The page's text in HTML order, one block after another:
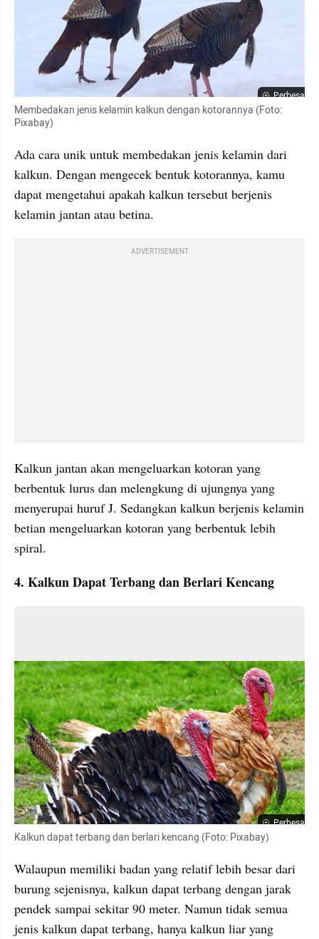
Perbesar
Membedakan jenis kelamin kalkun dengan kotorannya (Foto:
Pixabay)
Ada cara unik untuk membedakan jenis kelamin dari
kalkun. Dengan mengecek bentuk kotorannya, kamu
dapat mengetahui apakah kalkun tersebut berjenis
kelamin jantan atau betina.
ADVERTISEMENT
Kalkun jantan akan mengeluarkan kotoran yang
berbentuk lurus dan melengkung di ujungnya yang
menyerupai huruf J. Sedangkan kalkun berjenis kelamin
betian mengeluarkan kotoran yang berbentuk lebih
spiral.
4. Kalkun Dapat Terbang dan Berlari Kencang
Perbesar
Kalkun dapat terbang dan berlari kencang (Foto: Pixabay)
Walaupun memiliki badan yang relatif lebih besar dari
burung sejenisnya, kalkun dapat terbang dengan jarak
pendek sampai sekitar 90 meter. Namun tidak semua
jenis kalkun dapat terbang, hanya kalkun liar yang